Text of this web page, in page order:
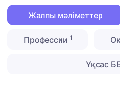
Жалпы мәліметтер
Профессии1
Ұқсас